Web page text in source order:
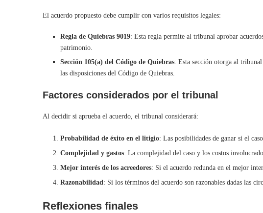
El acuerdo propuesto debe cumplir con varios requisitos legales:
Regla de Quiebras 9019: Esta regla permite al tribunal aprobar
patrimonio.
Sección 105(a) del Código de Quiebras: Esta sección otorga al
las disposiciones del Código de Quiebras.
Factores considerados por el tribunal
Al decidir si aprueba el acuerdo, el tribunal considerará:
Probabilidad de éxito en el litigio: Las posibilidades de ganar si el
Complejidad y gastos: La complejidad del caso y los costos
Mejor interés de los acreedores: Si el acuerdo redunda en el mejor
Razonabilidad: Si los términos del acuerdo son razonables dadas las
Reflexiones finales